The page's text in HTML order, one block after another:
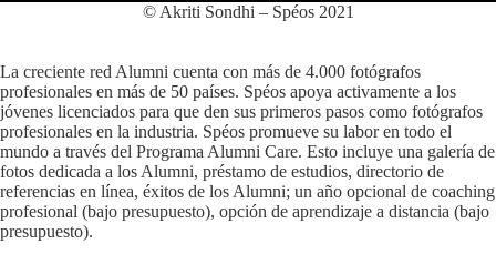
© Akriti Sondhi – Spéos 2021
La creciente red Alumni cuenta con más de 4.000 fotógrafos
profesionales en más de 50 países. Spéos apoya activamente a los
jóvenes licenciados para que den sus primeros pasos como fotógrafos
profesionales en la industria. Spéos promueve su labor en todo el
mundo a través del Programa Alumni Care. Esto incluye una galería de
fotos dedicada a los Alumni, préstamo de estudios, directorio de
referencias en línea, éxitos de los Alumni; un año opcional de coaching
profesional (bajo presupuesto), opción de aprendizaje a distancia (bajo
presupuesto).